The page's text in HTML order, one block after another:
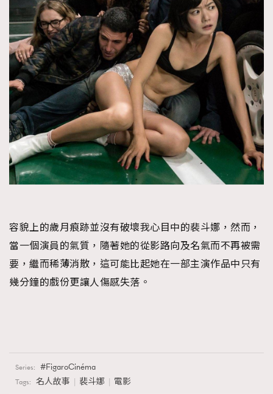
容貌上的歲月痕跡並沒有破壞我心目中的裴斗娜，然而，
當一個演員的氣質，隨著她的從影路向及名氣而不再被需
要，繼而稀薄消散，這可能比起她在一部主演作品中只有
幾分鐘的戲份更讓人傷感失落。
Series: FigaroCinéma
Tags: 名人故事 裴斗娜 電影